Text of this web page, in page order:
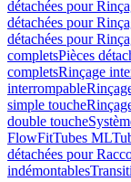
détachées pour
détachées pour
détachées pour
completsPièces
completsRinçage
interrompable
simple touche
double touche
FlowFitTubes ML
détachées pour
indémontables